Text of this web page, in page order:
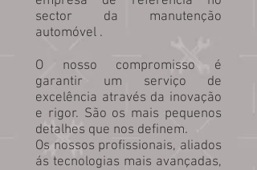
sector da manutenção
automóvel .
O nosso compromisso é
garantir um serviço de
excelência através da inovação
e rigor. São os mais pequenos
detalhes que nos definem.
Os nossos profissionais, aliados
ás tecnologias mais avançadas,